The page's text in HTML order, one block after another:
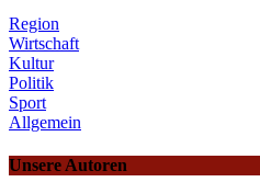
Region
Wirtschaft
Kultur
Politik
Sport
Allgemein
Unsere Autoren